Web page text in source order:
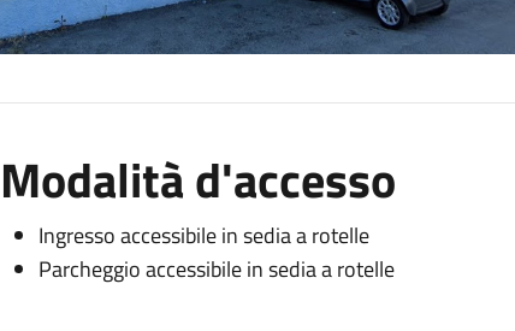
Modalità d'accesso
Ingresso accessibile in sedia a rotelle
Parcheggio accessibile in sedia a rotelle